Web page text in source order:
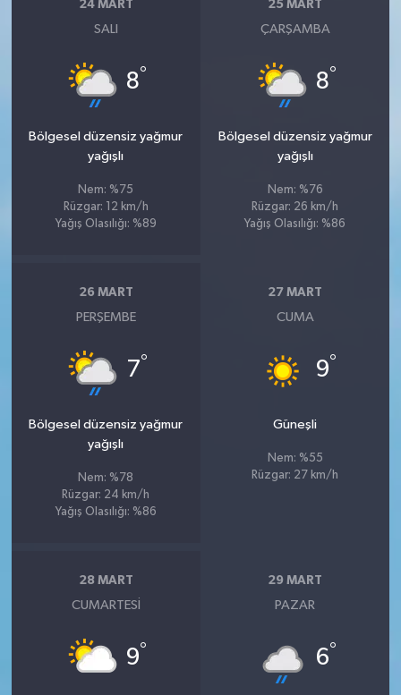
24 MART
SALI
8°
Bölgesel düzensiz yağmur
yağışlı
Nem: %75
Rüzgar: 12 km/h
Yağış Olasılığı: %89
25 MART
ÇARŞAMBA
8°
Bölgesel düzensiz yağmur
yağışlı
Nem: %76
Rüzgar: 26 km/h
Yağış Olasılığı: %86
26 MART
PERŞEMBE
7°
Bölgesel düzensiz yağmur
yağışlı
Nem: %78
Rüzgar: 24 km/h
Yağış Olasılığı: %86
27 MART
CUMA
9°
Güneşli
Nem: %55
Rüzgar: 27 km/h
28 MART
CUMARTESI
9°
29 MART
PAZAR
6°
TARİHTE BUGÜN
TEKNOLOJİ
Trend
TÜRKİYE
YAŞAM